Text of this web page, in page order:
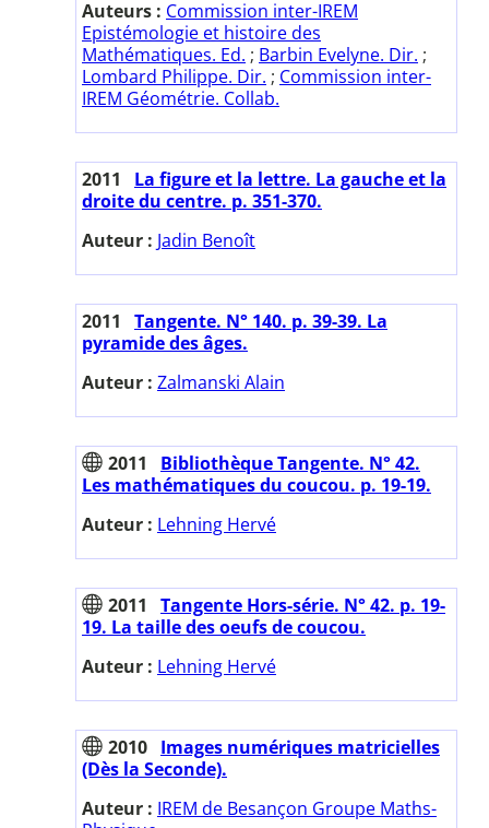
Auteurs : Commission inter-IREM
Epistémologie et histoire des
Mathématiques. Ed. ; Barbin Evelyne. Dir. ;
Lombard Philippe. Dir. ; Commission inter-
IREM Géométrie. Collab.
2011
La figure et la lettre. La gauche et la
droite du centre. p. 351-370.
Auteur : Jadin Benoît
2011
Tangente. N° 140. p. 39-39. La
pyramide des âges.
Auteur : Zalmanski Alain
2011
Bibliothèque Tangente. N° 42.
Les mathématiques du coucou. p. 19-19.
Auteur : Lehning Hervé
2011
Tangente Hors-série. N° 42. p. 19-
19. La taille des oeufs de coucou.
Auteur : Lehning Hervé
2010 Images numériques matricielles
(Dès la Seconde).
Auteur : IREM de Besançon Groupe Maths-